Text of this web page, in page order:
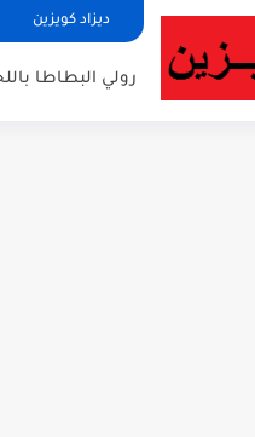
ديزاد كويزين
رولي البطاطا